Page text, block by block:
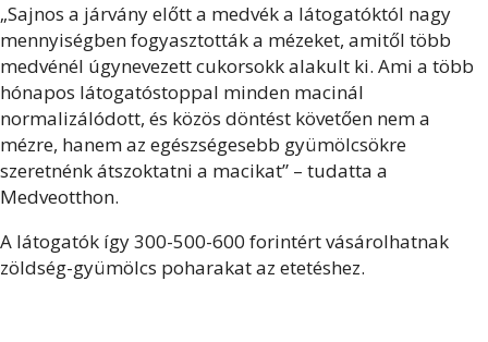
„Sajnos a járvány előtt a medvék a látogatóktól nagy
mennyiségben fogyasztották a mézeket, amitől több
medvénél úgynevezett cukorsokk alakult ki. Ami a több
hónapos látogatóstoppal minden macinál
normalizálódott, és közös döntést követően nem a
mézre, hanem az egészségesebb gyümölcsökre
szeretnénk átszoktatni a macikat” – tudatta a
Medveotthon.
A látogatók így 300-500-600 forintért vásárolhatnak
zöldség-gyümölcs poharakat az etetéshez.